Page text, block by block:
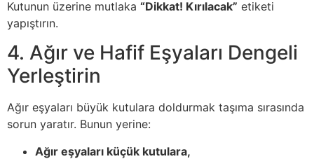
Kutunun üzerine mutlaka “Dikkat! Kırılacak” etiketi
yapıştırın.
4. Ağır ve Hafif Eşyaları Dengeli
Yerleştirin
Ağır eşyaları büyük kutulara doldurmak taşıma sırasında
sorun yaratır. Bunun yerine:
Ağır eşyaları küçük kutulara,